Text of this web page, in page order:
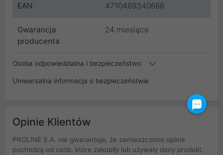
EAN 4710469340666
Gwarancja
producenta
24 miesiące
Osoba odpowiedzialna i bezpieczeństwo
Uniwersalna informacja o bezpieczeństwie
Opinie Klientów
PROLINE S.A. nie gwarantuje, że zamieszczone opinie
pochodzą od osób, które zakupiły lub używały dany produkt.